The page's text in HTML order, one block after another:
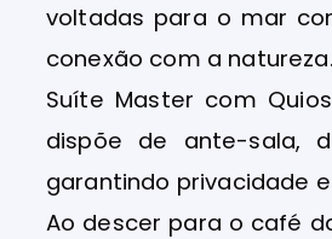
voltadas para o mar
conexão com a natureza.
Suíte Master com
dispõe de ante-sala,
garantindo privacidade
Ao descer para o café